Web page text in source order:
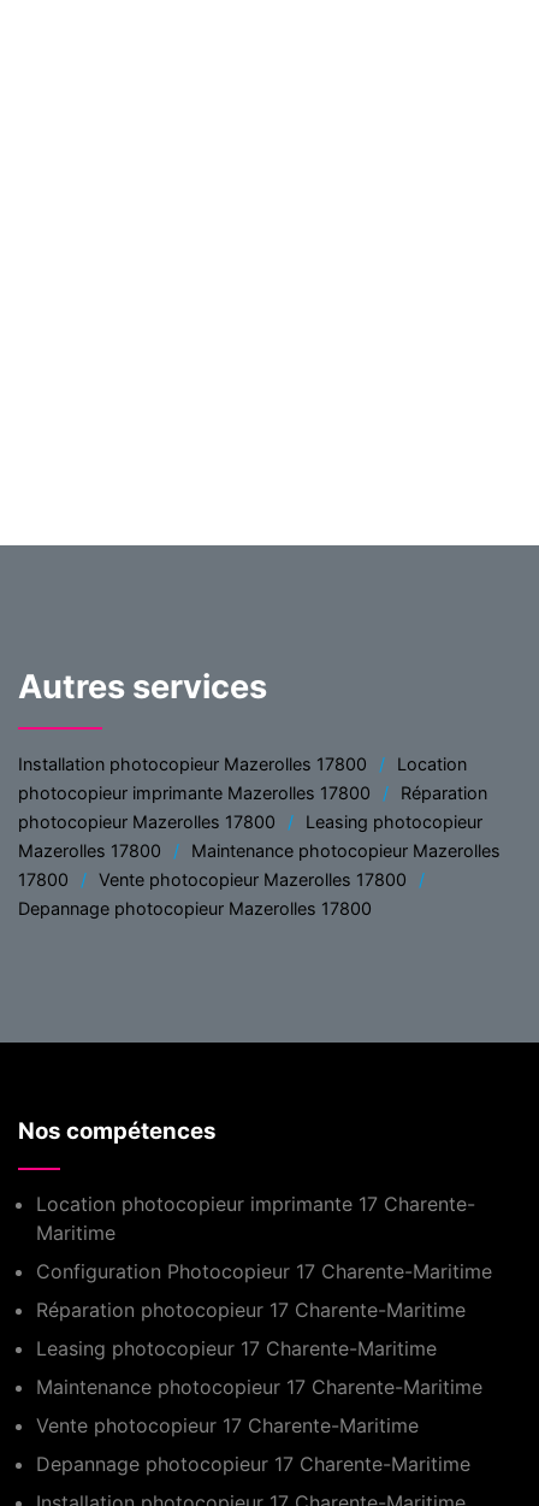
Autres services
Installation photocopieur Mazerolles 17800
Location
photocopieur imprimante Mazerolles 17800
Réparation
photocopieur Mazerolles 17800
Leasing photocopieur
Mazerolles 17800
Maintenance photocopieur Mazerolles
17800
Vente photocopieur Mazerolles 17800
Depannage photocopieur Mazerolles 17800
Nos compétences
Location photocopieur imprimante 17 Charente-
Maritime
Configuration Photocopieur 17 Charente-Maritime
Réparation photocopieur 17 Charente-Maritime
Leasing photocopieur 17 Charente-Maritime
Maintenance photocopieur 17 Charente-Maritime
Vente photocopieur 17 Charente-Maritime
Depannage photocopieur 17 Charente-Maritime